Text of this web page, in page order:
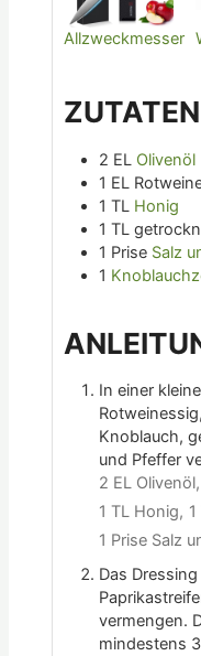
Allzweckmesser
ZUTATEN
2 EL Olivenöl
1 EL
1 TL Honig
1 TL
1 Prise Salz
1
In einer
Knoblauch,
und Pfeffer
2 EL Olivenöl,
1 TL Honig,
1 Prise Salz
Das
vermengen.
mindestens